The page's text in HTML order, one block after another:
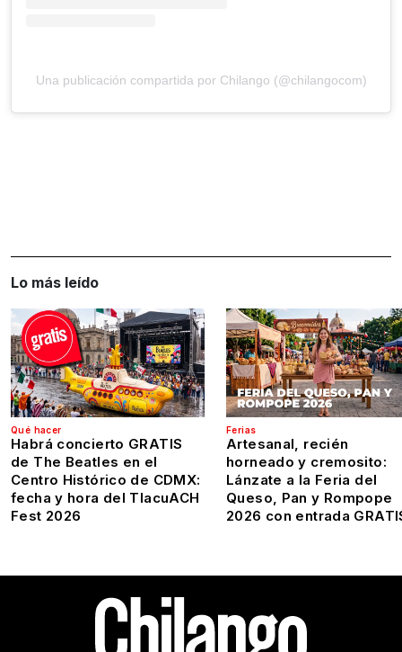
Una publicación compartida por Chilango (@chilangocom)
Lo más leído
Qué hacer
Habrá concierto GRATIS
de The Beatles en el
Centro Histórico de CDMX:
fecha y hora del TlacuACH
Fest 2026
Ferias
Artesanal, recién
horneado y cremosito:
Lánzate a la Feria del
Queso, Pan y Rompope
2026 con entrada